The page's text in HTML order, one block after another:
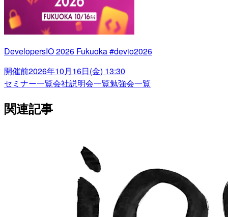
DevelopersIO 2026 Fukuoka #devio2026
開催前2026年10月16日(金) 13:30
セミナー一覧会社説明会一覧勉強会一覧
関連記事